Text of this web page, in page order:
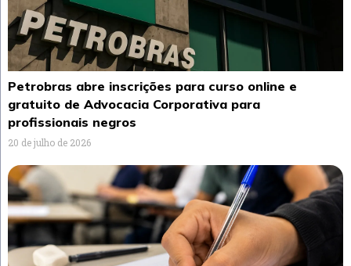
Petrobras abre inscrições para curso online e
gratuito de Advocacia Corporativa para
profissionais negros
20 de julho de 2026